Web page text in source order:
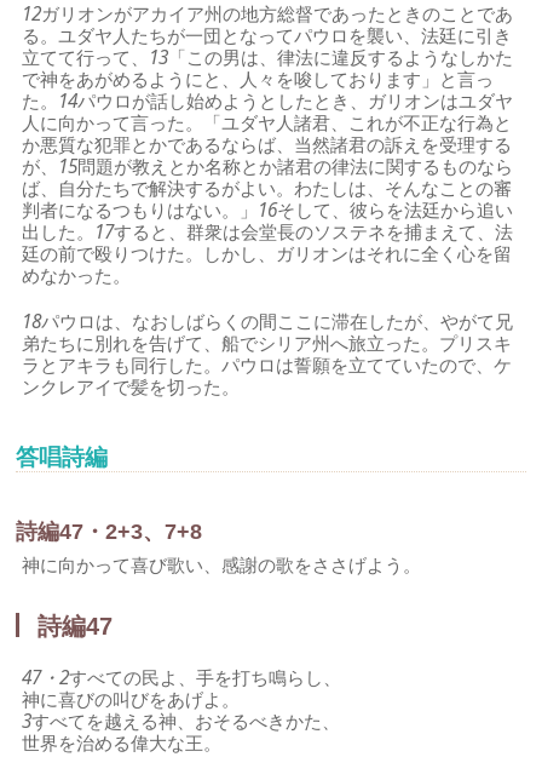
12ガリオンがアカイア州の地方総督であったときのことであ
る。ユダヤ人たちが一団となってパウロを襲い、法廷に引き
立てて行って、 13 「この男は、律法に違反するようなしかた
で神をあがめるようにと、人々を唆しております」と言っ
た。 14パウロが話し始めようとしたとき、ガリオンはユダヤ
人に向かって言った。「ユダヤ人諸君、これが不正な行為と
か悪質な犯罪とかであるならば、当然諸君の訴えを受理する
が、 15問題が教えとか名称とか諸君の律法に関するものなら
ば、自分たちで解決するがよい。わたしは、そんなことの審
判者になるつもりはない。」 16そして、彼らを法廷から追い
出した。 17すると、群衆は会堂長のソステネを捕まえて、法
廷の前で殴りつけた。しかし、ガリオンはそれに全く心を留
めなかった。
18パウロは、なおしばらくの間ここに滞在したが、やがて兄
弟たちに別れを告げて、船でシリア州へ旅立った。プリスキ
ラとアキラも同行した。パウロは誓願を立てていたので、ケ
ンクレアイで髪を切った。
答唱詩編
詩編47・2+3、7+8
神に向かって喜び歌い、感謝の歌をささげよう。
詩編47
47・2すべての民よ、手を打ち鳴らし、
神に喜びの叫びをあげよ。
3すべてを越える神、おそるべきかた、
世界を治める偉大な王。